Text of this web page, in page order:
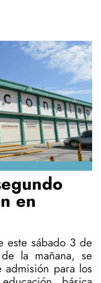
en
este sábado 3 de
la mañana, se
admisión para los